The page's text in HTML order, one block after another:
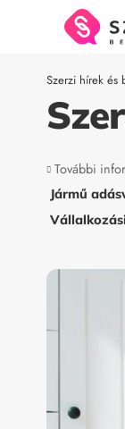
Szerzi hírek és
További
Jármű